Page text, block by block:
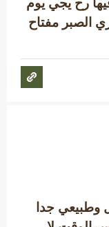
رح يجي يوم
الصبر مفتاح
وطبيعي جدا